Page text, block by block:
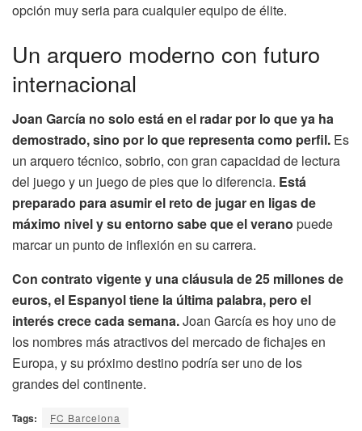
opción muy seria para cualquier equipo de élite.
Un arquero moderno con futuro
internacional
Joan García no solo está en el radar por lo que ya ha
demostrado, sino por lo que representa como perfil. Es
un arquero técnico, sobrio, con gran capacidad de lectura
del juego y un juego de pies que lo diferencia. Está
preparado para asumir el reto de jugar en ligas de
máximo nivel y su entorno sabe que el verano puede
marcar un punto de inflexión en su carrera.
Con contrato vigente y una cláusula de 25 millones de
euros, el Espanyol tiene la última palabra, pero el
interés crece cada semana.Joan García es hoy uno de
los nombres más atractivos del mercado de fichajes en
Europa, y su próximo destino podría ser uno de los
grandes del continente.
Tags: FC Barcelona